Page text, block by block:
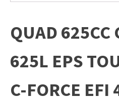
QUAD 625CC
625L EPS
C-FORCE EFI